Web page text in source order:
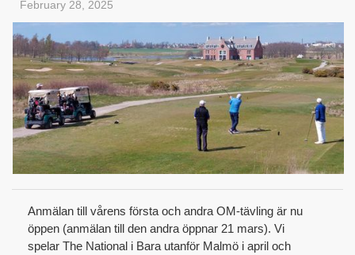
February 28, 2025
Anmälan till vårens första och andra OM-tävling är nu
öppen (anmälan till den andra öppnar 21 mars). Vi
spelar The National i Bara utanför Malmö i april och